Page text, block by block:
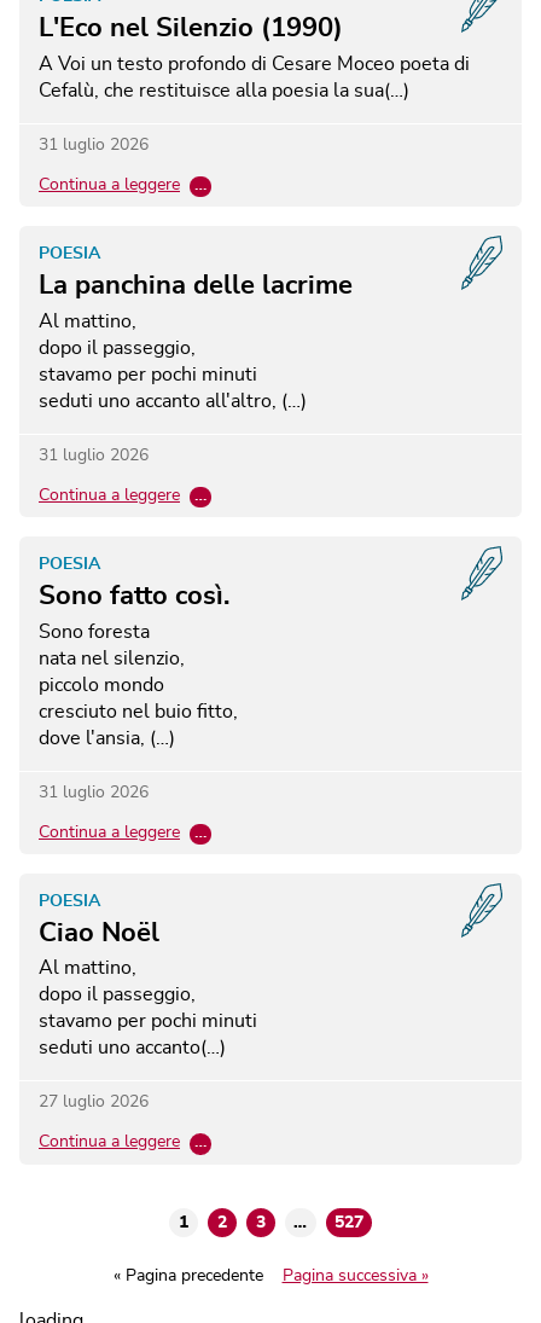
L'Eco nel Silenzio (1990)
A Voi un testo profondo di Cesare Moceo poeta di
Cefalù, che restituisce alla poesia la sua(…)
31 luglio 2026
Continua a leggere …
La panchina delle lacrime
POESIA
Al mattino,
dopo il passeggio,
stavamo per pochi minuti
seduti uno accanto all'altro, (…)
31 luglio 2026
Continua a leggere …
Sono fatto così.
POESIA
Sono foresta
nata nel silenzio,
piccolo mondo
cresciuto nel buio fitto,
dove l'ansia, (…)
31 luglio 2026
Continua a leggere …
Ciao Noël
POESIA
Al mattino,
dopo il passeggio,
stavamo per pochi minuti
seduti uno accanto(…)
27 luglio 2026
Continua a leggere …
1 2 3 … 527
« Pagina precedente Pagina successiva »